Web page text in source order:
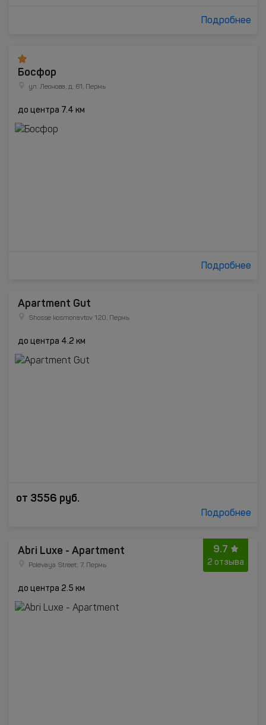
Подробнее
Босфор
ул. Леонова, д. 61, Пермь
до центра 7.4 км
Подробнее
Apartment Gut
Shosse kosmonavtov 120, Пермь
до центра 4.2 км
от 3556 руб.
Подробнее
9.7
2 отзыва
Abri Luxe - Apartment
Polevaya Street; 7, Пермь
до центра 2.5 км